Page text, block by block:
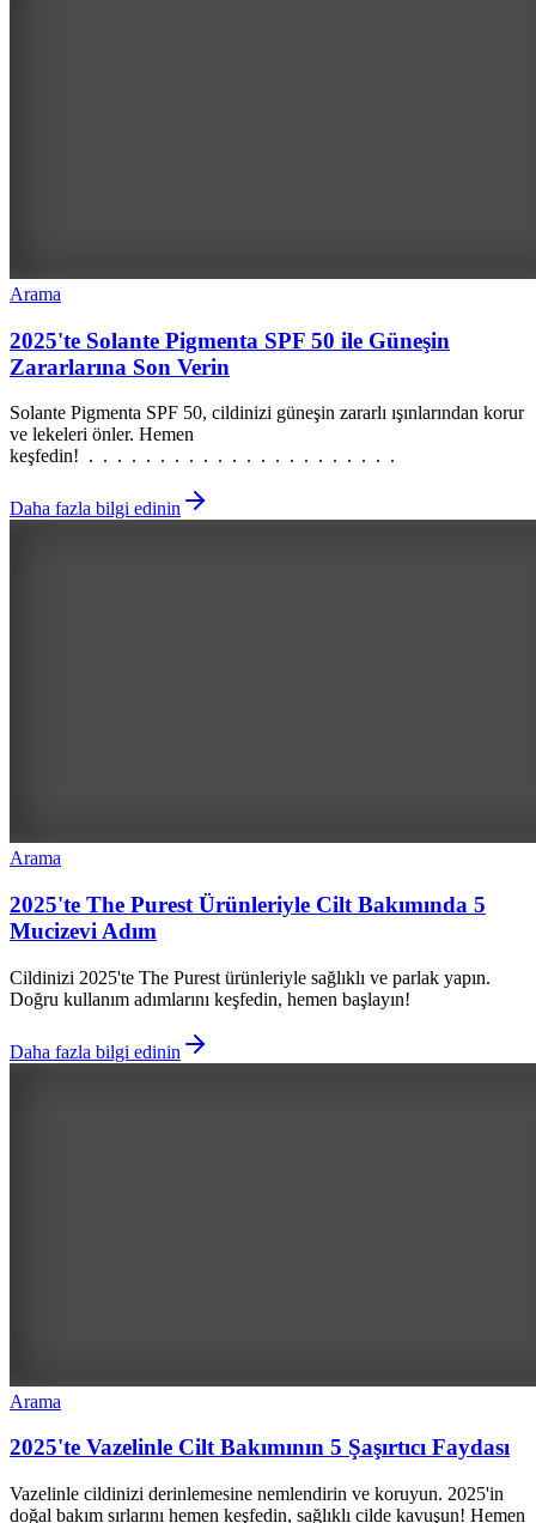
Arama
2025'te Solante Pigmenta SPF 50 ile Güneşin
Zararlarına Son Verin
Solante Pigmenta SPF 50, cildinizi güneşin zararlı ışınlarından korur
ve lekeleri önler. Hemen
keşfedin! . . . . . . . . . . . . . . . . . . . . . .
Daha fazla bilgi edinin
Arama
2025'te The Purest Ürünleriyle Cilt Bakımında 5
Mucizevi Adım
Cildinizi 2025'te The Purest ürünleriyle sağlıklı ve parlak yapın.
Doğru kullanım adımlarını keşfedin, hemen başlayın!
Daha fazla bilgi edinin
Arama
2025'te Vazelinle Cilt Bakımının 5 Şaşırtıcı Faydası
Vazelinle cildinizi derinlemesine nemlendirin ve koruyun. 2025'in
doğal bakım sırlarını hemen keşfedin, sağlıklı cilde kavuşun! Hemen